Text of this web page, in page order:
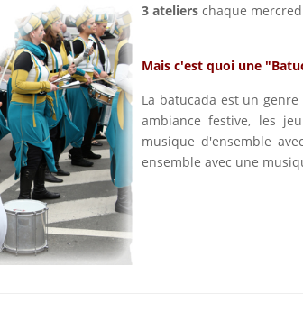
3 ateliers chaque
Mais c'est quoi une
La batucada est un
ambiance festive, les
musique d'ensemble
ensemble avec une